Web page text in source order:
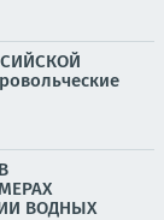
ВОДНЫХ